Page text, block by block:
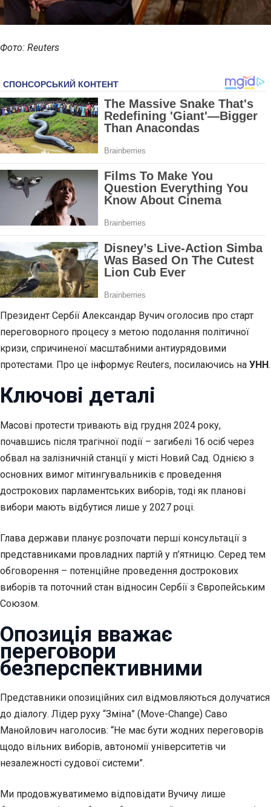
Фото: Reuters
Президент Сербії Александар Вучич оголосив про старт
переговорного процесу з метою подолання політичної
кризи, спричиненої масштабними антиурядовими
протестами. Про це інформує Reuters, посилаючись на УНН.
Ключові деталі
Масові протести тривають від грудня 2024 року,
почавшись після трагічної події – загибелі 16 осіб через
обвал на залізничній станції у місті Новий Сад. Однією з
основних вимог мітингувальників є проведення
дострокових парламентських виборів, тоді як планові
вибори мають відбутися лише у 2027 році.
Глава держави планує розпочати перші консультації з
представниками провладних партій у п’ятницю. Серед тем
обговорення – потенційне проведення дострокових
виборів та поточний стан відносин Сербії з Європейським
Союзом.
Опозиція вважає
переговори
безперспективними
Представники опозиційних сил відмовляються долучатися
до діалогу. Лідер руху “Зміна” (Move-Change) Саво
Манойлович наголосив: “Не має бути жодних переговорів
щодо вільних виборів, автономії університетів чи
незалежності судової системи”.
Ми продовжуватимемо відповідати Вучичу лише